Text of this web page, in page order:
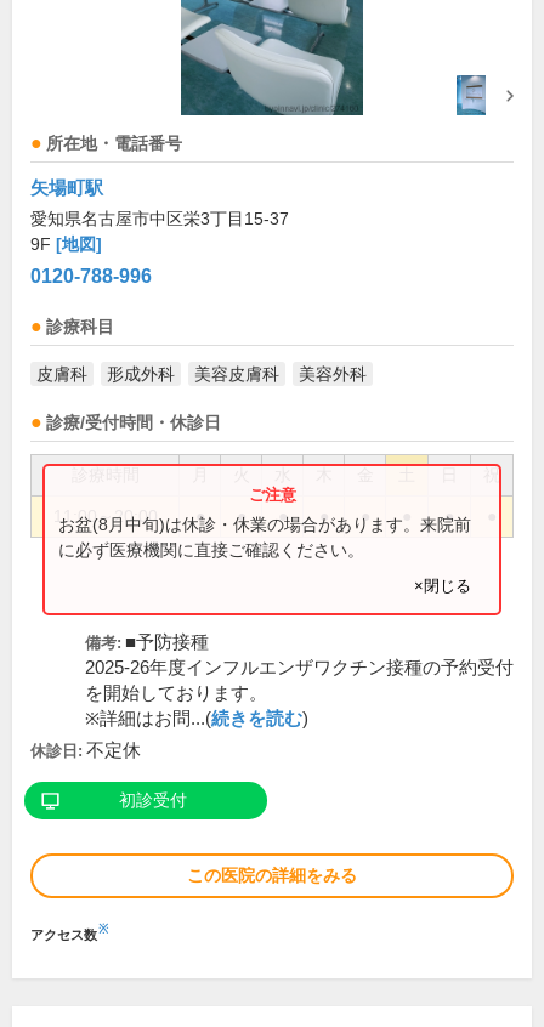
所在地・電話番号
矢場町駅
愛知県名古屋市中区栄3丁目15-37
9F [地図]
0120-788-996
診療科目
皮膚科 形成外科 美容皮膚科 美容外科
診療/受付時間・休診日
祝
11:00～20:00 ● ● ● ● ● ●
お盆(8月中旬)は休診・休業の場合があります。来院前
に必ず医療機関に直接ご確認ください。
×閉じる
備考: ■予防接種
2025-26年度インフルエンザワクチン接種の予約受付
を開始しております。
※詳細はお問...(続きを読む)
休診日: 不定休
初診受付
この医院の詳細をみる
アクセス数※